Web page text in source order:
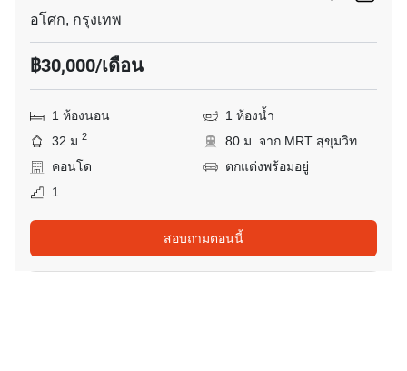
อโศก, กรุงเทพ
฿30,000/เดือน
1 ห้องนอน
1 ห้องน้ำ
32 ม.2
80 ม. จาก MRT สุขุมวิท
คอนโด
ตกแต่งพร้อมอยู่
1
สอบถามตอนนี้